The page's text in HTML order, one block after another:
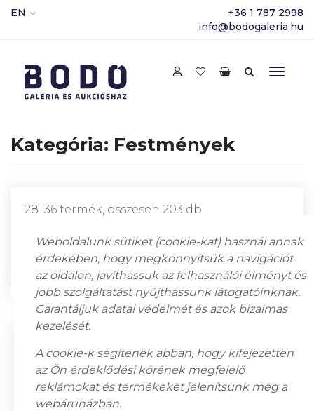
EN
+36 1 787 2998
info@bodogaleria.hu
Kategória: Festmények
28–36 termék, összesen 203 db
Weboldalunk sütiket (cookie-kat) használ annak
érdekében, hogy megkönnyítsük a navigációt
az oldalon, javíthassuk az felhasználói élményt és
jobb szolgáltatást nyújthassunk látogatóinknak.
Garantáljuk adatai védelmét és azok bizalmas
kezelését.
A cookie-k segítenek abban, hogy kifejezetten
az Ön érdeklődési körének megfelelő
reklámokat és termékeket jelenítsünk meg a
webáruházban.